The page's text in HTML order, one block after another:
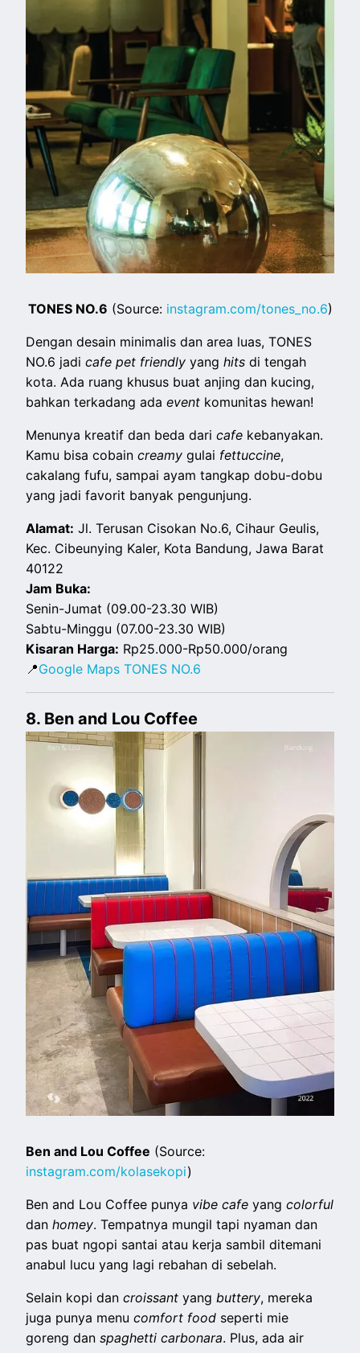
TONES NO.6 (Source: instagram.com/tones_no.6)
Dengan desain minimalis dan area luas, TONES
NO.6 jadicafe pet friendly yanghitsdi tengah
kota. Ada ruang khusus buat anjing dan kucing,
bahkan terkadang adaevent komunitas hewan!
Menunya kreatif dan beda daricafe kebanyakan.
Kamu bisa cobaincreamygulai fettuccine,
cakalang fufu, sampai ayam tangkap dobu-dobu
yang jadi favorit banyak pengunjung.
Alamat: Jl. Terusan Cisokan No.6, Cihaur Geulis,
Kec. Cibeunying Kaler, Kota Bandung, Jawa Barat
40122
Jam Buka:
Senin-Jumat (09.00-23.30 WIB)
Sabtu-Minggu (07.00-23.30 WIB)
Kisaran Harga: Rp25.000-Rp50.000/orang
📍Google Maps TONES NO.6
8. Ben and Lou Coffee
Ben and Lou Coffee (Source:
instagram.com/kolasekopi)
Ben and Lou Coffee punya vibe cafeyang colorful
danhomey. Tempatnya mungil tapi nyaman dan
pas buat ngopi santai atau kerja sambil ditemani
anabul lucu yang lagi rebahan di sebelah.
Selain kopi dancroissantyang buttery, mereka
juga punya menu comfort food seperti mie
goreng danspaghetti carbonara. Plus, ada air